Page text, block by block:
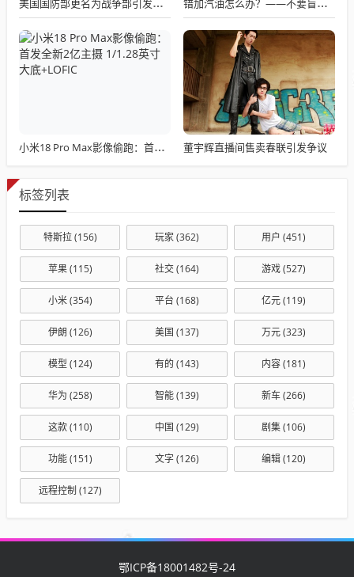
美国国防部更名为战争部引发关注热议 错加汽油怎么办？——不要盲目混合使用不同标号汽油
小米18 Pro Max影像偷跑：首发全新2亿主摄 1/1.28英寸大底+LOFIC 董宇辉直播间售卖春联引发争议
标签列表
特斯拉(156) 玩家(362) 用户 (451)
苹果(115) 社交(164) 游戏(527)
小米(354) 平台 (168) 亿元(119)
伊朗 (126) 美国 (137) 万元(323)
模型 (124) 有的 (143) 内容(181)
华为 (258) 智能(139) 新车(266)
这款(110) 中国 (129) 剧集(106)
功能(151) 文字(126) 编辑(120)
远程控制 (127)
鄂ICP备18001482号-24